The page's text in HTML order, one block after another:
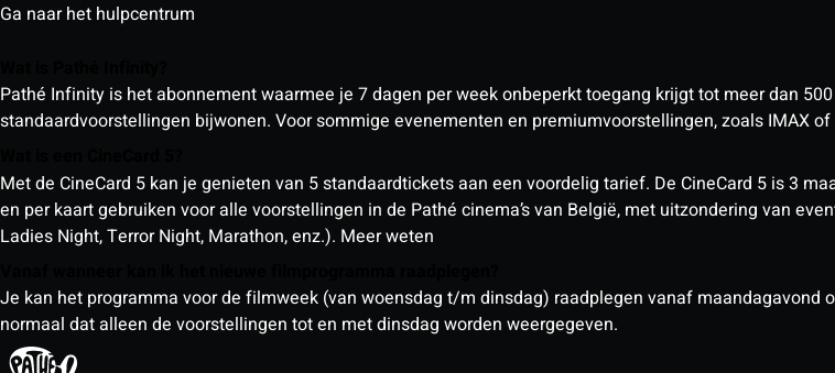
Ga naar het hulpcentrum
Pathé Infinity is het abonnement waarmee je 7 dagen per week onbeperkt toegang krijgt tot meer dan
standaardvoorstellingen bijwonen. Voor sommige evenementen en premiumvoorstellingen, zoals IMAX of
Met de CineCard 5 kan je genieten van 5 standaardtickets aan een voordelig tarief. De CineCard 5 is 3
en per kaart gebruiken voor alle voorstellingen in de Pathé cinema’s van België, met uitzondering van
Ladies Night, Terror Night, Marathon, enz.). Meer weten
Je kan het programma voor de filmweek (van woensdag t/m dinsdag) raadplegen vanaf
normaal dat alleen de voorstellingen tot en met dinsdag worden weergegeven.